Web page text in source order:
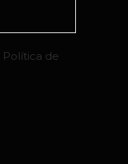
Política de